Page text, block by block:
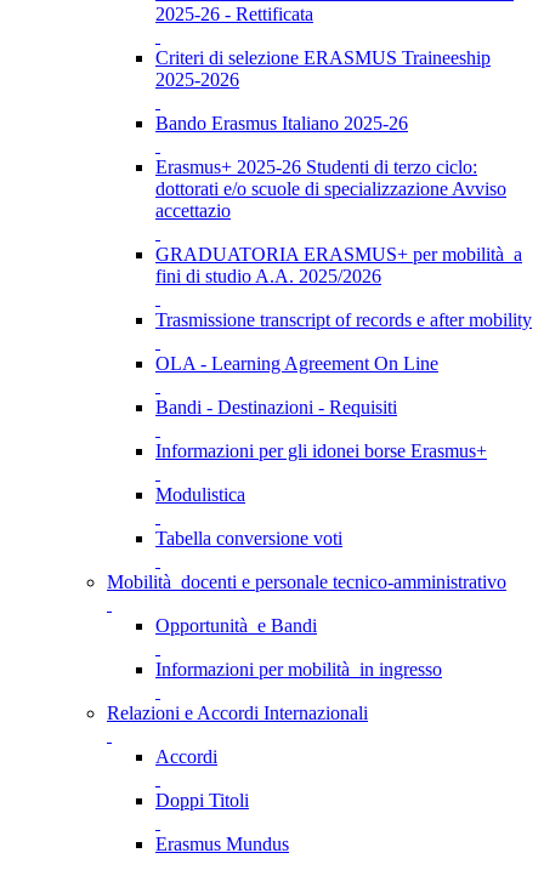
2025-26 - Rettificata
Criteri di selezione ERASMUS Traineeship
2025-2026
Bando Erasmus Italiano 2025-26
Erasmus+ 2025-26 Studenti di terzo ciclo:
dottorati e/o scuole di specializzazione Avviso
accettazio
GRADUATORIA ERASMUS+ per mobilità a
fini di studio A.A. 2025/2026
Trasmissione transcript of records e after mobility
OLA - Learning Agreement On Line
Bandi - Destinazioni - Requisiti
Informazioni per gli idonei borse Erasmus+
Modulistica
Tabella conversione voti
Mobilità docenti e personale tecnico-amministrativo
Opportunità e Bandi
Informazioni per mobilità in ingresso
Relazioni e Accordi Internazionali
Accordi
Doppi Titoli
Erasmus Mundus